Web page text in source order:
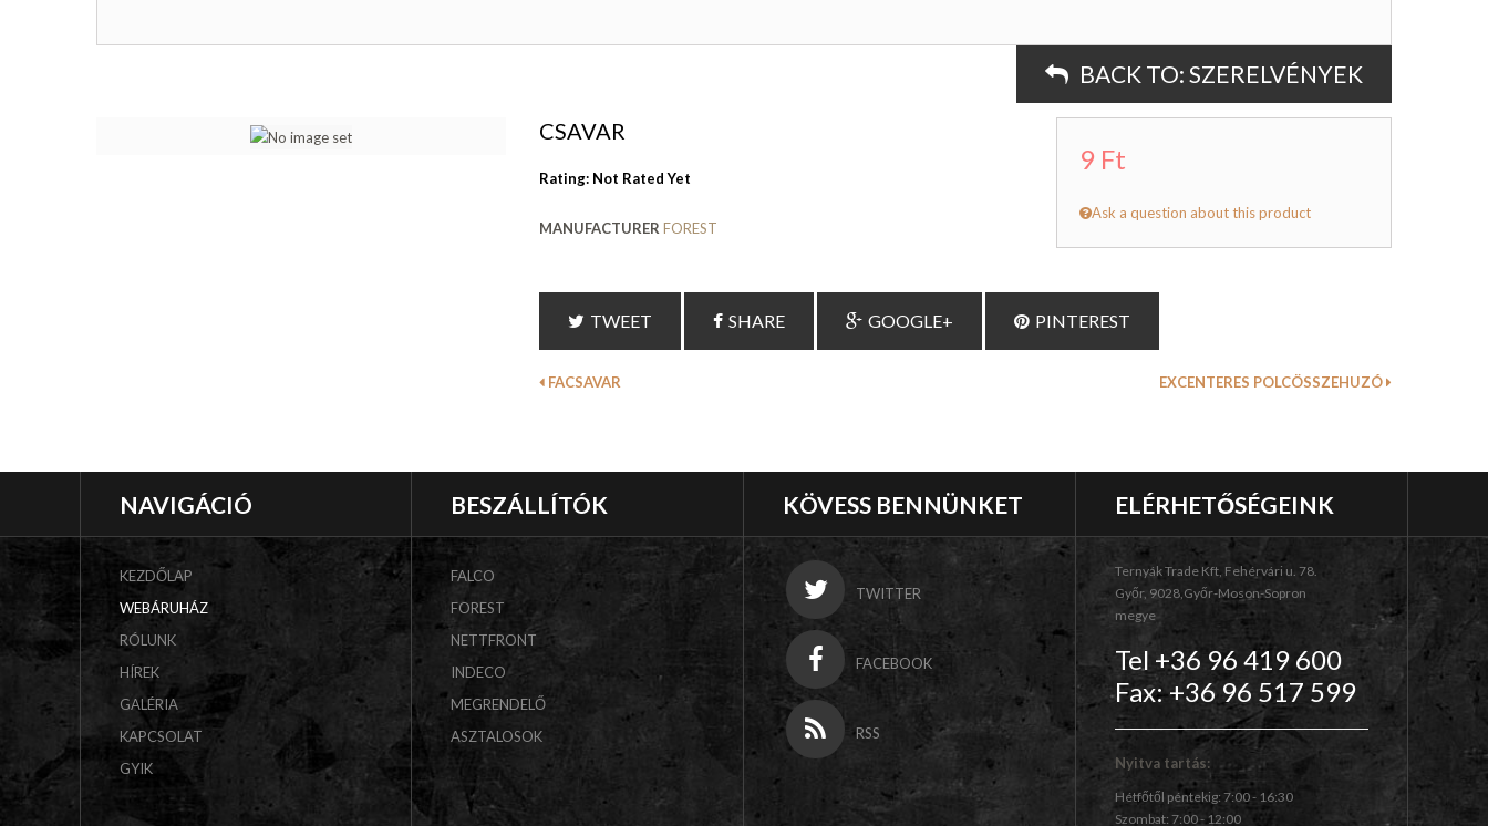
BACK TO: SZERELVÉNYEK
CSAVAR
Rating: Not Rated Yet
MANUFACTURER FOREST
9 Ft
Ask a question about this product
TWEET SHARE GOOGLE+ PINTEREST
FACSAVAR EXCENTERES POLCÖSSZEHUZÓ
NAVIGÁCIÓ
KEZDŐLAP
WEBÁRUHÁZ
RÓLUNK
HÍREK
GALÉRIA
KAPCSOLAT
GYIK
BESZÁLLÍTÓK
FALCO
FOREST
NETTFRONT
INDECO
MEGRENDELŐ
ASZTALOSOK
KÖVESS BENNÜNKET
TWITTER
FACEBOOK
RSS
ELÉRHETŐSÉGEINK
Ternyák Trade Kft, Fehérvári u. 78.
Győr, 9028,Győr-Moson-Sopron
megye
Tel +36 96 419 600
Fax: +36 96 517 599
Nyitva tartás:
Hétfőtől péntekig: 7:00 - 16:30
Szombat: 7:00 - 12:00